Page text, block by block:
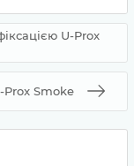
U-Prox
Smoke